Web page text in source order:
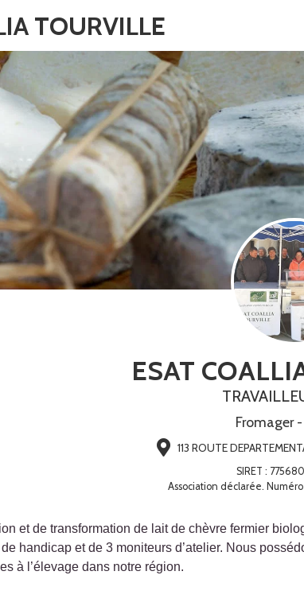
TOURVILLE
ESAT
Fromager
113 ROUTE
SIRET :
Association déclarée.
et de transformation de lait de chèvre fermier
handicap et de 3 moniteurs d’atelier. Nous
à l’élevage dans notre région.